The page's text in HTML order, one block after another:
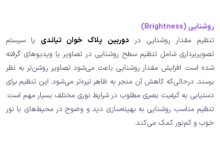
روشنایی (Brightness)
تنظیم مقدار روشنایی در دوربین پلاک خوان تیاندی یا سیستم
تصویربرداری شامل تنظیم سطح روشنایی در تصاویر یا ویدیوهای گرفته
شده است. افزایش مقدار روشنایی باعث می‌شود تصاویر روشن‌تر به نظر
برسند. درحالی‌که کاهش آن منجر به ظاهر تیره‌تر می‌شود. این تنظیم برای
دستیابی به کیفیت بصری مطلوب در شرایط نوری مختلف بسیار مهم است.
تنظیم مناسب روشنایی به بهینه‌سازی دید و وضوح در محیط‌های با نور
خوب و کم‌نور کمک می‌کند.